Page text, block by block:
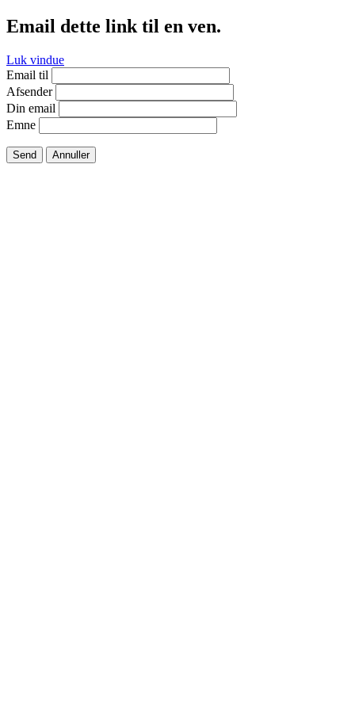
Email dette link til en ven.
Luk vindue
Email til
Afsender
Din email
Emne
Send Annuller